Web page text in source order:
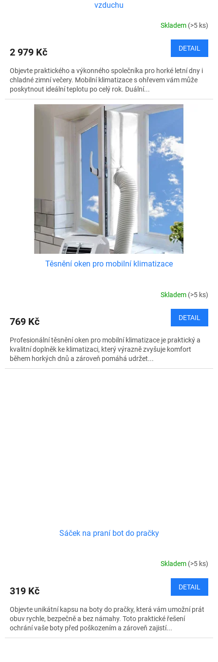
vzduchu
Skladem (>5 ks)
2 979 Kč DETAIL
Objevte praktického a výkonného společníka pro horké letní dny i
chladné zimní večery. Mobilní klimatizace s ohřevem vám může
poskytnout ideální teplotu po celý rok. Duální...
Těsnění oken pro mobilní klimatizace
Skladem (>5 ks)
769 Kč DETAIL
Profesionální těsnění oken pro mobilní klimatizace je praktický a
kvalitní doplněk ke klimatizaci, který výrazně zvyšuje komfort
během horkých dnů a zároveň pomáhá udržet...
Sáček na praní bot do pračky
Skladem (>5 ks)
319 Kč DETAIL
Objevte unikátní kapsu na boty do pračky, která vám umožní prát
obuv rychle, bezpečně a bez námahy. Toto praktické řešení
ochrání vaše boty před poškozením a zároveň zajistí...